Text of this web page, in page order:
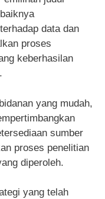
data dan
proses
keberhasilan
yang mudah,
sumber
proses penelitian
diperoleh.
yang telah